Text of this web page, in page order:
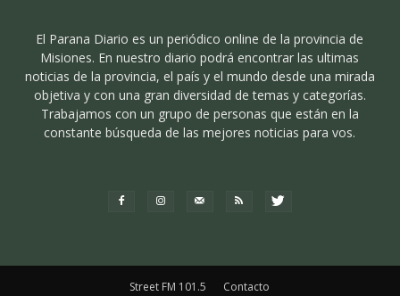
El Parana Diario es un periódico online de la provincia de
Misiones. En nuestro diario podrá encontrar las ultimas
noticias de la provincia, el país y el mundo desde una mirada
objetiva y con una gran diversidad de temas y categorías.
Trabajamos con un grupo de personas que están en la
constante búsqueda de las mejores noticias para vos.
Street FM 101.5 Contacto